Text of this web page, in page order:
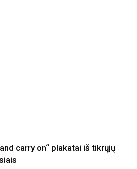
carry on“ plakatai iš tikrųjų